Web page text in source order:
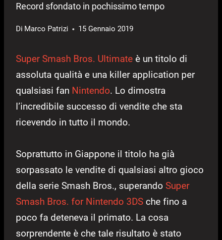
Record sfondato in pochissimo tempo
Di Marco Patrizi 15 Gennaio 2019
Super Smash Bros. Ultimate è un titolo di
assoluta qualità e una killer application per
qualsiasi fan Nintendo. Lo dimostra
l’incredibile successo di vendite che sta
ricevendo in tutto il mondo.
Soprattutto in Giappone il titolo ha già
sorpassato le vendite di qualsiasi altro gioco
della serie Smash Bros., superando Super
Smash Bros. for Nintendo 3DS che fino a
poco fa deteneva il primato. La cosa
sorprendente è che tale risultato è stato